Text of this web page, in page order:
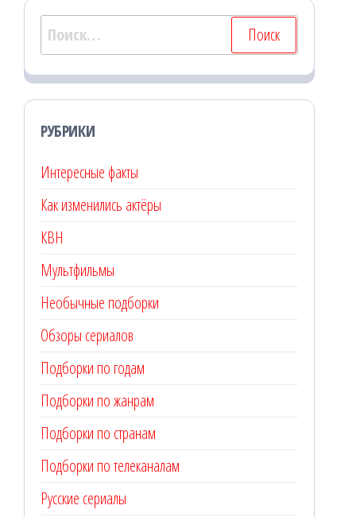
Найти:
РУБРИКИ
Интересные факты
Как изменились актёры
КВН
Мультфильмы
Необычные подборки
Обзоры сериалов
Подборки по годам
Подборки по жанрам
Подборки по странам
Подборки по телеканалам
Русские сериалы